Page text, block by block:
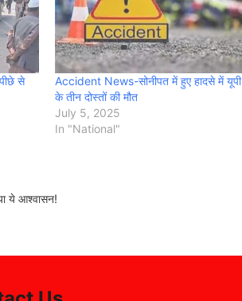
से
Accident News-सोनीपत में हुए हादसे में यूपी
के तीन दोस्तों की मौत
July 5, 2025
In "National"
ये आश्वासन!